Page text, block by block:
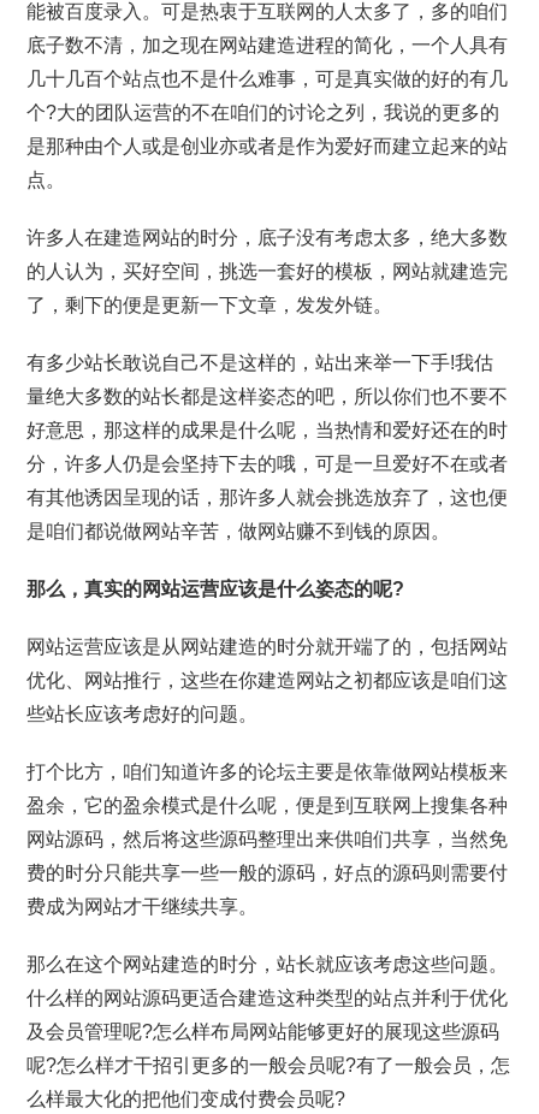
能被百度录入。可是热衷于互联网的人太多了，多的咱们
底子数不清，加之现在网站建造进程的简化，一个人具有
几十几百个站点也不是什么难事，可是真实做的好的有几
个?大的团队运营的不在咱们的讨论之列，我说的更多的
是那种由个人或是创业亦或者是作为爱好而建立起来的站
点。
许多人在建造网站的时分，底子没有考虑太多，绝大多数
的人认为，买好空间，挑选一套好的模板，网站就建造完
了，剩下的便是更新一下文章，发发外链。
有多少站长敢说自己不是这样的，站出来举一下手!我估
量绝大多数的站长都是这样姿态的吧，所以你们也不要不
好意思，那这样的成果是什么呢，当热情和爱好还在的时
分，许多人仍是会坚持下去的哦，可是一旦爱好不在或者
有其他诱因呈现的话，那许多人就会挑选放弃了，这也便
是咱们都说做网站辛苦，做网站赚不到钱的原因。
那么，真实的网站运营应该是什么姿态的呢?
网站运营应该是从网站建造的时分就开端了的，包括网站
优化、网站推行，这些在你建造网站之初都应该是咱们这
些站长应该考虑好的问题。
打个比方，咱们知道许多的论坛主要是依靠做网站模板来
盈余，它的盈余模式是什么呢，便是到互联网上搜集各种
网站源码，然后将这些源码整理出来供咱们共享，当然免
费的时分只能共享一些一般的源码，好点的源码则需要付
费成为网站才干继续共享。
那么在这个网站建造的时分，站长就应该考虑这些问题。
什么样的网站源码更适合建造这种类型的站点并利于优化
及会员管理呢?怎么样布局网站能够更好的展现这些源码
呢?怎么样才干招引更多的一般会员呢?有了一般会员，怎
么样最大化的把他们变成付费会员呢?